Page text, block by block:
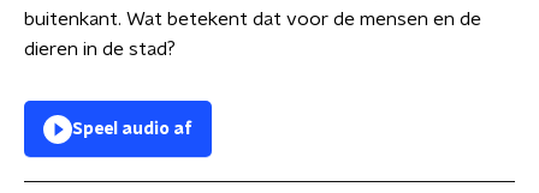
buitenkant. Wat betekent dat voor de mensen en de
dieren in de stad?
Speel audio af